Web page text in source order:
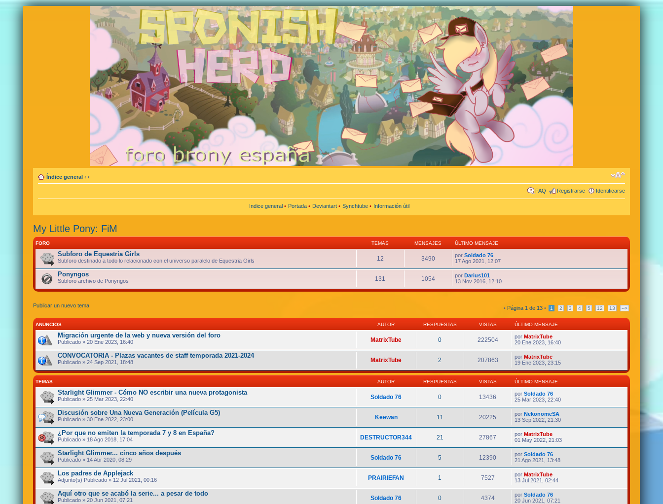
Índice general ‹ ‹
FAQ Registrarse Identificarse
Indice general • Portada • Deviantart • Synchtube • Información útil
My Little Pony: FiM
FORO TEMAS MENSAJES ÚLTIMO MENSAJE
Subforo de Equestria Girls
Subforo destinado a todo lo relacionado con el universo paralelo de Equestria Girls 12 3490 por Soldado 76
17 Ago 2021, 12:07
Ponyngos
Subforo archivo de Ponyngos 131 1054 por Darius101
13 Nov 2016, 12:10
Publicar un nuevo tema • Página 1 de 13• 1 2 3 4 5 12 13 -->
ANUNCIOS AUTOR RESPUESTAS VISTAS ÚLTIMO MENSAJE
Migración urgente de la web y nueva versión del foro
Publicado » 20 Ene 2023, 16:40 MatrixTube 0 222504 por MatrixTube
20 Ene 2023, 16:40
CONVOCATORIA - Plazas vacantes de staff temporada 2021-2024
Publicado » 24 Sep 2021, 18:48 MatrixTube 2 207863 por MatrixTube
19 Ene 2023, 23:15
TEMAS AUTOR RESPUESTAS VISTAS ÚLTIMO MENSAJE
Starlight Glimmer - Cómo NO escribir una nueva protagonista
Publicado » 25 Mar 2023, 22:40 Soldado 76 0 13436 por Soldado 76
25 Mar 2023, 22:40
Discusión sobre Una Nueva Generación (Película G5)
Publicado » 30 Ene 2022, 23:00 Keewan 11 20225 por NekonomeSA
13 Sep 2022, 21:30
¿Por que no emiten la temporada 7 y 8 en España?
Publicado » 18 Ago 2018, 17:04 DESTRUCTOR344 21 27867 por MatrixTube
01 May 2022, 21:03
Starlight Glimmer... cinco años después
Publicado » 14 Abr 2020, 08:29 Soldado 76 5 12390 por Soldado 76
21 Ago 2021, 13:48
Los padres de Applejack
Adjunto(s) Publicado » 12 Jul 2021, 00:16 PRAIRIEFAN 1 7527 por MatrixTube
13 Jul 2021, 02:44
Aquí otro que se acabó la serie... a pesar de todo
Publicado » 20 Jun 2021, 07:21 Soldado 76 0 4374 por Soldado 76
20 Jun 2021, 07:21